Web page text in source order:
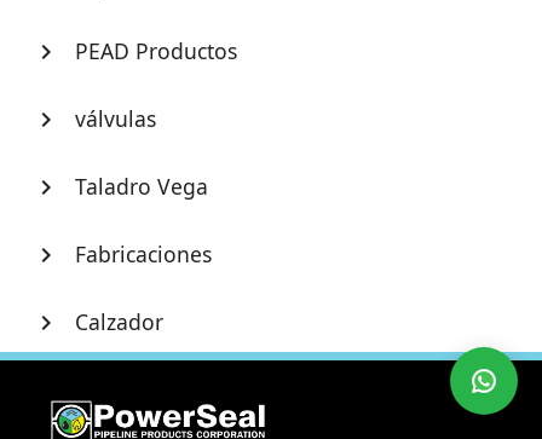
chevron_right PEAD Productos
chevron_right válvulas
chevron_right Taladro Vega
chevron_right Fabricaciones
chevron_right Calzador